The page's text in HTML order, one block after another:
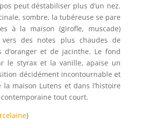
peut déstabiliser plus d’un nez.
sombre, la tubéreuse se pare
à la maison (girofle, muscade)
des notes plus chaudes de
d’oranger et de jacinthe. Le fond
le styrax et la vanille, apaise un
décidément incontournable et
la maison Lutens et dans l’histoire
tout court.
)